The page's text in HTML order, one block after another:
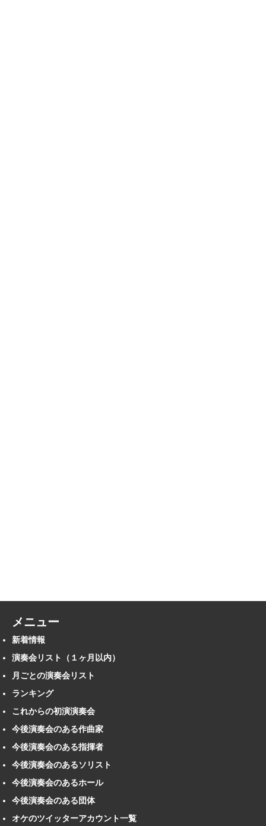
メニュー
新着情報
演奏会リスト（１ヶ月以内）
月ごとの演奏会リスト
ランキング
これからの初演演奏会
今後演奏会のある作曲家
今後演奏会のある指揮者
今後演奏会のあるソリスト
今後演奏会のあるホール
今後演奏会のある団体
オケのツイッターアカウント一覧